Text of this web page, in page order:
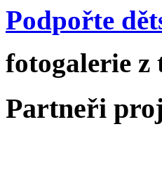
Podpořte
fotogalerie z
Partneři